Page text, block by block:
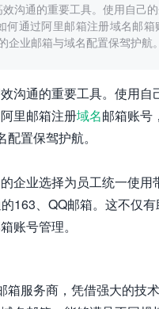
沟通的重要工具。使用自己
通过阿里邮箱注册域名邮
业邮箱与域名配置保驾护航。
沟通的重要工具。使用自
里邮箱注册域名邮箱账号
置保驾护航。
企业选择为员工统一使
的163、QQ邮箱。这不仅
账号管理。
服务商，凭借强大的技